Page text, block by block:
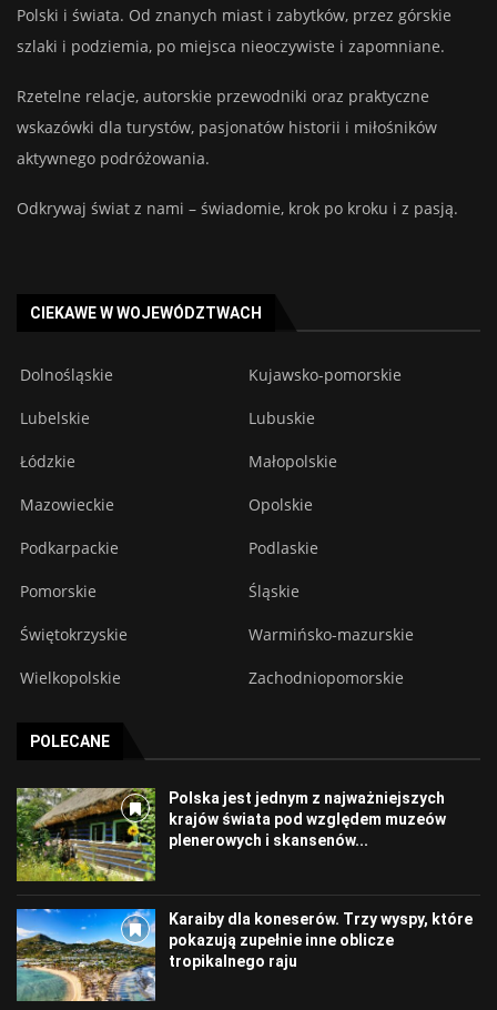
Polski i świata. Od znanych miast i zabytków, przez górskie
szlaki i podziemia, po miejsca nieoczywiste i zapomniane.
Rzetelne relacje, autorskie przewodniki oraz praktyczne
wskazówki dla turystów, pasjonatów historii i miłośników
aktywnego podróżowania.
Odkrywaj świat z nami – świadomie, krok po kroku i z pasją.
CIEKAWE W WOJEWÓDZTWACH
Dolnośląskie Kujawsko-pomorskie
Lubelskie Lubuskie
Łódzkie Małopolskie
Mazowieckie Opolskie
Podkarpackie Podlaskie
Pomorskie Śląskie
Świętokrzyskie Warmińsko-mazurskie
Wielkopolskie Zachodniopomorskie
POLECANE
Polska jest jednym z najważniejszych
krajów świata pod względem muzeów
plenerowych i skansenów...
Karaiby dla koneserów. Trzy wyspy, które
pokazują zupełnie inne oblicze
tropikalnego raju